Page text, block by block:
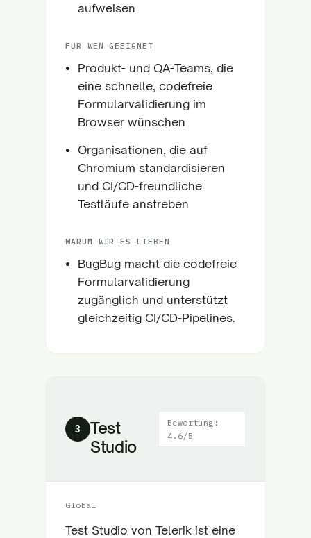
aufweisen
FÜR WEN GEEIGNET
Produkt- und QA-Teams, die
eine schnelle, codefreie
Formularvalidierung im
Browser wünschen
Organisationen, die auf
Chromium standardisieren
und CI/CD-freundliche
Testläufe anstreben
WARUM WIR ES LIEBEN
BugBug macht die codefreie
Formularvalidierung
zugänglich und unterstützt
gleichzeitig CI/CD-Pipelines.
3
Test
Studio
Bewertung:
4.6/5
Global
Test Studio von Telerik ist eine